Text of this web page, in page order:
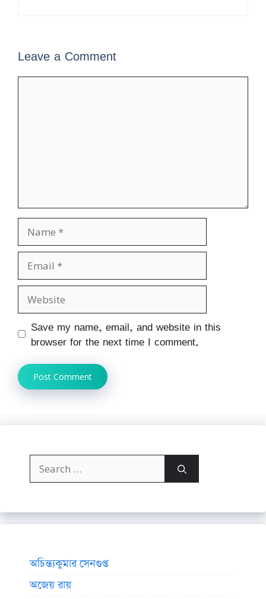
Leave a Comment
Name
Email
Website
Save my name, email, and website in this
browser for the next time I comment.
Search
for:
অচিন্ত্যকুমার সেনগুপ্ত
অজেয় রায়